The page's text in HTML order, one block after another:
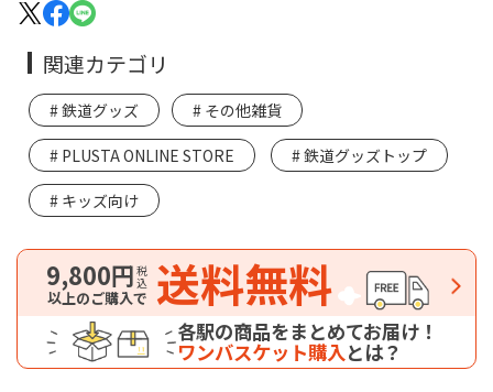
関連カテゴリ
鉄道グッズ その他雑貨
PLUSTA ONLINE STORE 鉄道グッズトップ
キッズ向け
9,800円税込
以上のご購入で 送料無料
各駅の商品をまとめてお届け！
ワンバスケット購入とは？